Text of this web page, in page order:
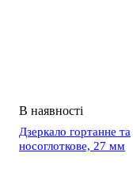
Дзеркало гортанне та
носоглоткове, 27 мм